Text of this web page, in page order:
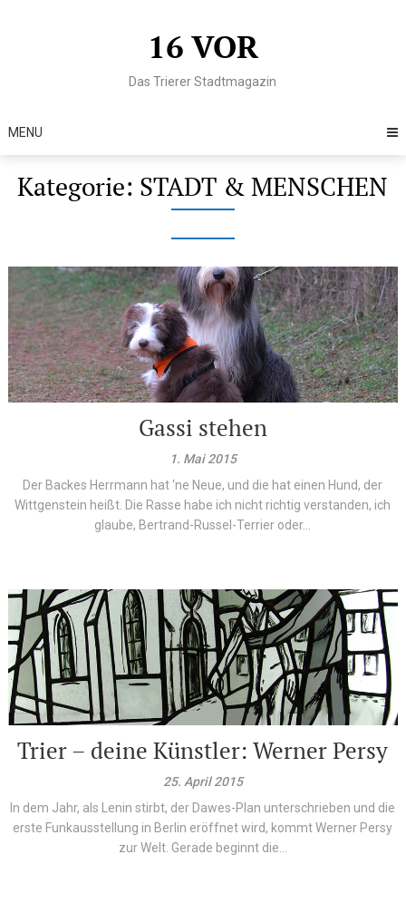
16 VOR
Das Trierer Stadtmagazin
MENU
Kategorie: STADT & MENSCHEN
Gassi stehen
1. Mai 2015
Der Backes Herrmann hat ‘ne Neue, und die hat einen Hund, der
Wittgenstein heißt. Die Rasse habe ich nicht richtig verstanden, ich
glaube, Bertrand-Russel-Terrier oder...
Trier – deine Künstler: Werner Persy
25. April 2015
In dem Jahr, als Lenin stirbt, der Dawes-Plan unterschrieben und die
erste Funkausstellung in Berlin eröffnet wird, kommt Werner Persy
zur Welt. Gerade beginnt die...